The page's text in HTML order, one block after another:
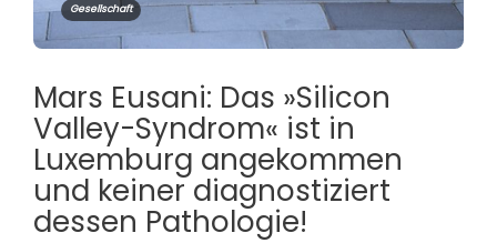
Gesellschaft
Mars Eusani: Das »Silicon
Valley-Syndrom« ist in
Luxemburg angekommen
und keiner diagnostiziert
dessen Pathologie!